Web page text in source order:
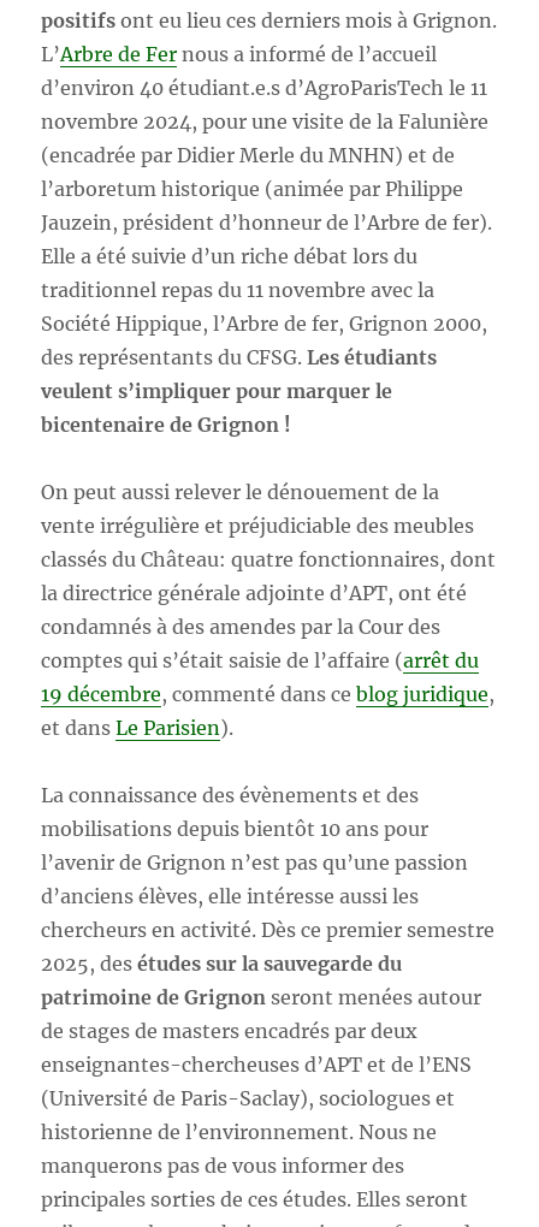
positifs ont eu lieu ces derniers mois à Grignon.
L’Arbre de Fer nous a informé de l’accueil
d’environ 40 étudiant.e.s d’AgroParisTech le 11
novembre 2024, pour une visite de la Falunière
(encadrée par Didier Merle du MNHN) et de
l’arboretum historique (animée par Philippe
Jauzein, président d’honneur de l’Arbre de fer).
Elle a été suivie d’un riche débat lors du
traditionnel repas du 11 novembre avec la
Société Hippique, l’Arbre de fer, Grignon 2000,
des représentants du CFSG.Les étudiants
veulent s’impliquer pour marquer le
bicentenaire de Grignon !
On peut aussi relever le dénouement de la
vente irrégulière et préjudiciable des meubles
classés du Château: quatre fonctionnaires, dont
la directrice générale adjointe d’APT, ont été
condamnés à des amendes par la Cour des
comptes qui s’était saisie de l’affaire (arrêt du
19 décembre, commenté dans ceblog juridique,
et dansLe Parisien).
La connaissance des évènements et des
mobilisations depuis bientôt 10 ans pour
l’avenir de Grignon n’est pas qu’une passion
d’anciens élèves, elle intéresse aussi les
chercheurs en activité. Dès ce premier semestre
2025, desétudes sur la sauvegarde du
patrimoine de Grignon seront menées autour
de stages de masters encadrés par deux
enseignantes-chercheuses d’APT et de l’ENS
(Université de Paris-Saclay), sociologues et
historienne de l’environnement. Nous ne
manquerons pas de vous informer des
principales sorties de ces études. Elles seront